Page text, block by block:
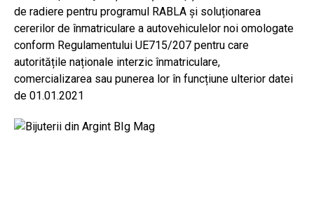
de radiere pentru programul RABLA și soluționarea
cererilor de înmatriculare a autovehiculelor noi omologate
conform Regulamentului UE715/207 pentru care
autoritățile naționale interzic înmatriculare,
comercializarea sau punerea lor în funcțiune ulterior datei
de 01.01.2021